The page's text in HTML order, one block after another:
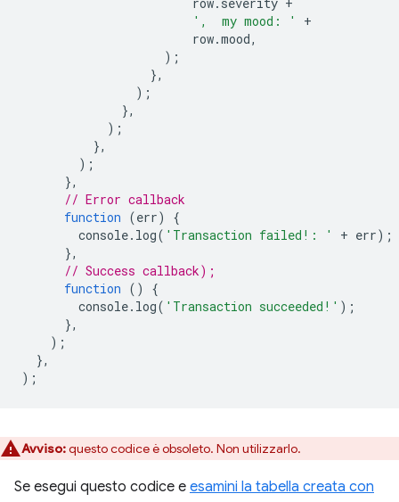
row. severity +
',  my mood: '
+
row.mood,
);
},
);
},
);
},
);
},
// Error callback
function (err)
{
console. log( 'Transaction failed!: ' + err);
},
// Success callback);
function ()
{
console. log( 'Transaction succeeded!' );
},
);
},
);
Avviso:questo codice è obsoleto. Non utilizzarlo.
Se esegui questo codice e esamini la tabella creata con